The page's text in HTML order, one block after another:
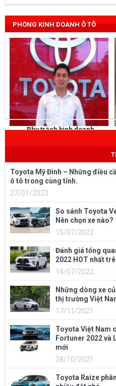
PHÒNG KINH DOANH Ô TÔ
Phụ trách kinh doanh
Toyota Mỹ Đình – Những điều
ô tô trong cùng tỉnh.
27/01/2023
So sánh Toyota
Nên chọn xe nào?
15/07/2022
Đánh giá tổng
2022 HOT nhất
14/07/2022
Những dòng xe
thị trường Việt
17/11/2021
Toyota Việt Nam
Fortuner 2022 và
mới
28/10/2021
Toyota Raize